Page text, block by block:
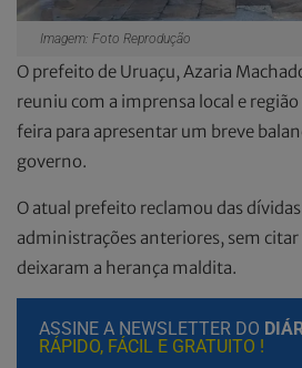
Imagem: Foto Reprodução
O prefeito de Uruaçu, Azaria
reuniu com a imprensa local e
feira para apresentar um breve
governo.
O atual prefeito reclamou das
administrações anteriores, sem
deixaram a herança maldita.
ASSINE A NEWSLETTER DO
RÁPIDO, FÁCIL E GRATUITO !